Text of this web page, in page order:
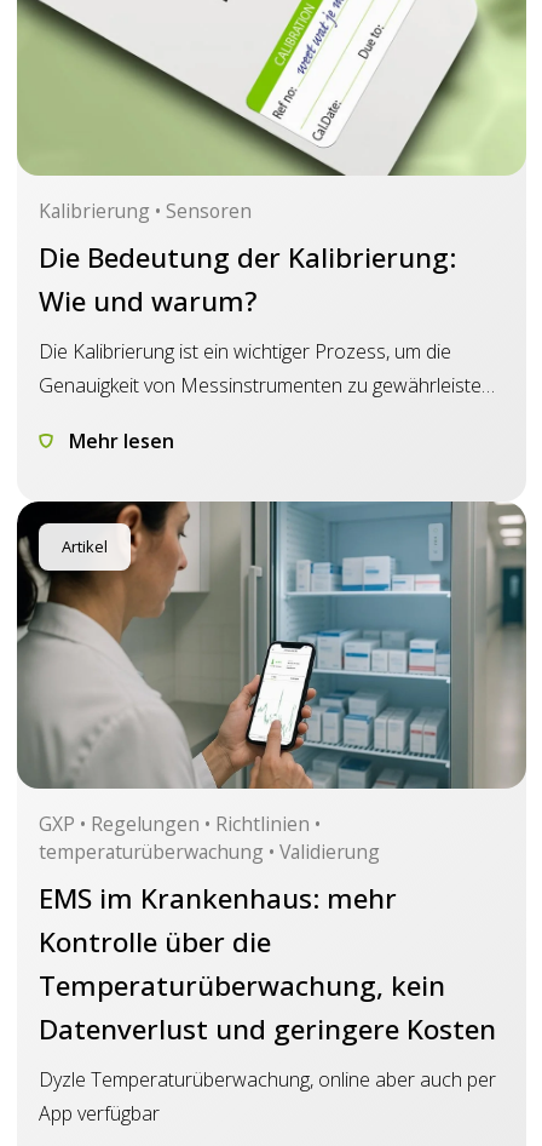
Kalibrierung • Sensoren
Die Bedeutung der Kalibrierung:
Wie und warum?
Die Kalibrierung ist ein wichtiger Prozess, um die
Genauigkeit von Messinstrumenten zu gewährleisten.
entscheidend, dass Temperatursensoren zuverlässige
zu gewährleisten. In diesem Artikel erläutern wir die
Bedeutung der Kalibrierung, ihre Häufigkeit und wie
Dyzle Sie bei diesem Prozess unterstützen kann
Mehr lesen
Artikel
GXP • Regelungen • Richtlinien •
temperaturüberwachung • Validierung
EMS im Krankenhaus: mehr
Kontrolle über die
Temperaturüberwachung, kein
Datenverlust und geringere Kosten
Dyzle Temperaturüberwachung, online aber auch per
App verfügbar